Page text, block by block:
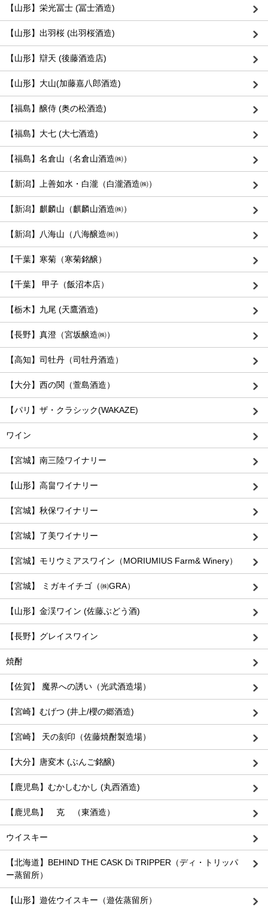
【山形】栄光冨士 (冨士酒造)
【山形】出羽桜 (出羽桜酒造)
【山形】辯天 (後藤酒造店)
【山形】大山(加藤嘉八郎酒造)
【福島】醸侍 (奥の松酒造)
【福島】大七 (大七酒造)
【福島】名倉山（名倉山酒造㈱）
【新潟】上善如水・白瀧（白瀧酒造㈱）
【新潟】麒麟山（麒麟山酒造㈱）
【新潟】八海山（八海醸造㈱）
【千葉】寒菊（寒菊銘醸）
【千葉】 甲子（飯沼本店）
【栃木】九尾 (天鷹酒造)
【長野】真澄（宮坂醸造㈱）
【高知】司牡丹（司牡丹酒造）
【大分】西の関（萱島酒造）
【パリ】ザ・クラシック(WAKAZE)
ワイン
【宮城】南三陸ワイナリー
【山形】高畠ワイナリー
【宮城】秋保ワイナリー
【宮城】了美ワイナリー
【宮城】モリウミアスワイン（MORIUMIUS Farm& Winery）
【宮城】 ミガキイチゴ（㈱GRA）
【山形】金渓ワイン (佐藤ぶどう酒)
【長野】グレイスワイン
焼酎
【佐賀】 魔界への誘い（光武酒造場）
【宮崎】むげつ (井上/櫻の郷酒造)
【宮崎】 天の刻印（佐藤焼酎製造場）
【大分】唐変木 (ぶんご銘醸)
【鹿児島】むかしむかし (丸西酒造)
【鹿児島】 克 （東酒造）
ウイスキー
【北海道】BEHIND THE CASK Di TRIPPER（ディ・トリッパ
ー蒸留所）
【山形】遊佐ウイスキー（遊佐蒸留所）